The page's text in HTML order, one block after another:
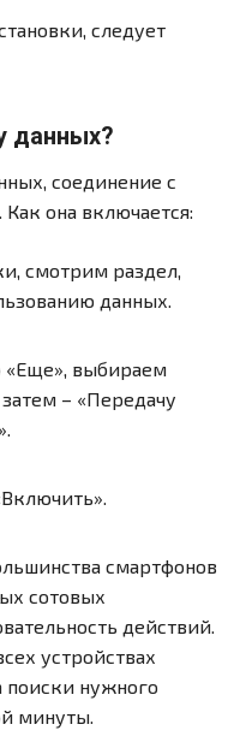
следует
данных?
соединение с
Как она включается:
смотрим раздел,
данных.
выбираем
– «Передачу
смартфонов
сотовых
действий.
устройствах
поиски нужного
минуты.